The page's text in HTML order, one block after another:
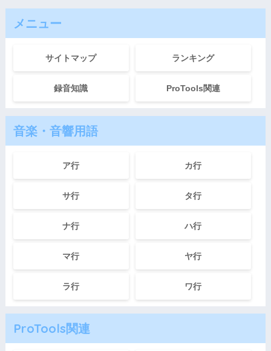
メニュー
サイトマップ ランキング
録音知識 ProTools関連
音楽・音響用語
ア行 カ行
サ行 タ行
ナ行 ハ行
マ行 ヤ行
ラ行 ワ行
ProTools関連